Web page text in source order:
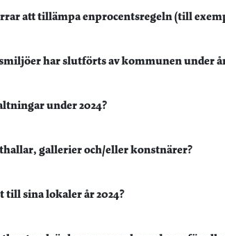
att tillämpa enprocentsregeln (till
har slutförts av kommunen under
under 2024?
gallerier och/eller konstnärer?
sina lokaler år 2024?